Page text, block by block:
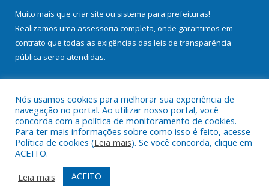
Muito mais que criar site ou sistema para prefeituras!
Realizamos uma assessoria completa, onde garantimos em
contrato que todas as exigências das leis de transparência
pública serão atendidas.
Todos os direitos reservados a Prefeitura Municipal de Bujaru.
Mapa do Site
Acessar Área Administrativa
Acessar Webmail
Nós usamos cookies para melhorar sua experiência de
navegação no portal. Ao utilizar nosso portal, você
concorda com a política de monitoramento de cookies.
Para ter mais informações sobre como isso é feito, acesse
Política de cookies (Leia mais). Se você concorda, clique em
ACEITO.
Leia mais
ACEITO